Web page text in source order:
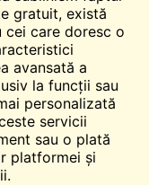
gratuit, există
care doresc o
avansată a
la funcții sau
personalizată
servicii
sau o plată
platformei și